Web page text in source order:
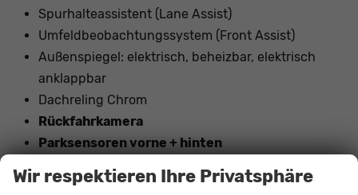
Spurhalteassistent (Lane Assist)
Umfeldbeobachtungssystem (Front Assist)
Außenspiegel: elektrisch, beheizbar, elektrisch
anklappbar
Dachreling Chrom
Rückfahrkamera
Parksensoren vorne + hinten
Nebelscheinwerfer vorne
Wir respektieren Ihre Privatsphäre